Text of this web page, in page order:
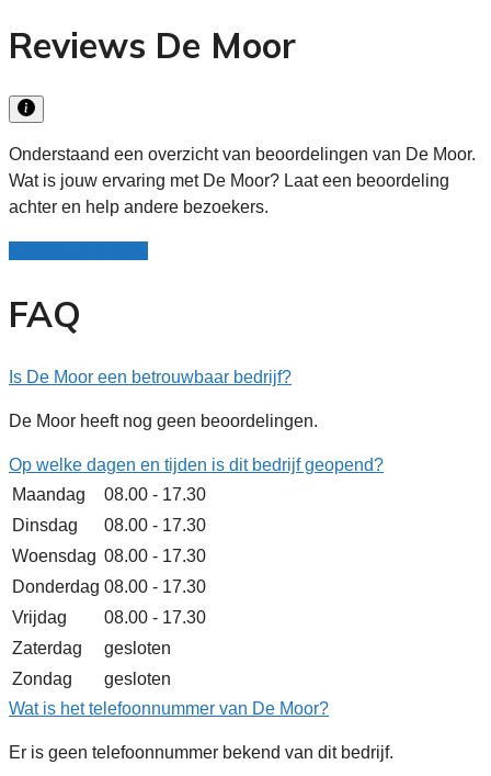
Reviews De Moor
Onderstaand een overzicht van beoordelingen van De Moor.
Wat is jouw ervaring met De Moor? Laat een beoordeling
achter en help andere bezoekers.
FAQ
Is De Moor een betrouwbaar bedrijf?
De Moor heeft nog geen beoordelingen.
Op welke dagen en tijden is dit bedrijf geopend?
Maandag
08.00 - 17.30
Dinsdag
08.00 - 17.30
Woensdag 08.00 - 17.30
Donderdag 08.00 - 17.30
Vrijdag
08.00 - 17.30
Zaterdag
gesloten
Zondag
gesloten
Wat is het telefoonnummer van De Moor?
Er is geen telefoonnummer bekend van dit bedrijf.